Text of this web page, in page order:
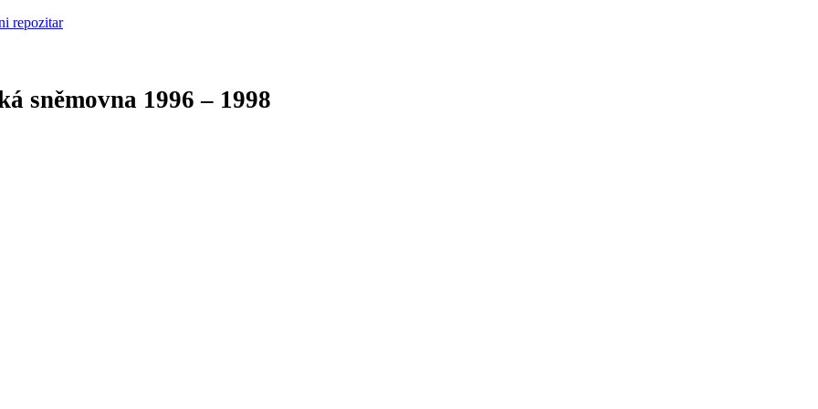
sněmovna 1996 – 1998